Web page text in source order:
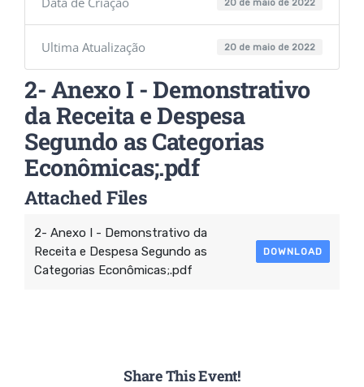
20 de maio de 2022
Ultima Atualização 20 de maio de 2022
2- Anexo I - Demonstrativo
da Receita e Despesa
Segundo as Categorias
Econômicas;.pdf
Attached Files
2- Anexo I - Demonstrativo da
Receita e Despesa Segundo as
Categorias Econômicas;.pdf
DOWNLOAD
Share This Event!